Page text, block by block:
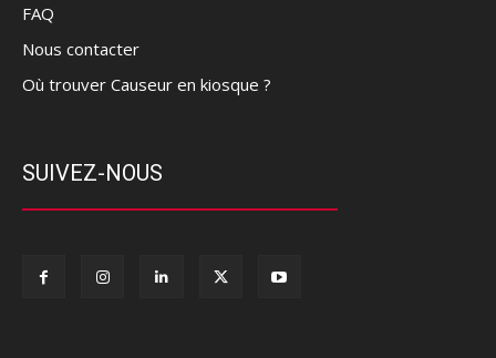
FAQ
Nous contacter
Où trouver Causeur en kiosque ?
SUIVEZ-NOUS